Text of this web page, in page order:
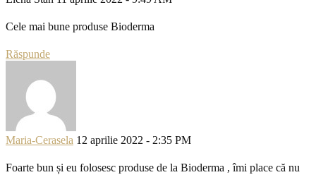
Cele mai bune produse Bioderma
Răspunde
Maria-Cerasela 12 aprilie 2022 - 2:35 PM
Foarte bun și eu folosesc produse de la Bioderma , îmi place că nu